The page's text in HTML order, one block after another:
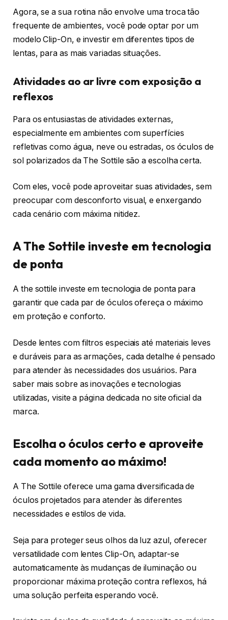
Agora, se a sua rotina não envolve uma troca tão
frequente de ambientes, você pode optar por um
modelo Clip-On, e investir em diferentes tipos de
lentas, para as mais variadas situações.
Atividades ao ar livre com exposição a
reflexos
Para os entusiastas de atividades externas,
especialmente em ambientes com superfícies
refletivas como água, neve ou estradas, os óculos de
sol polarizados da The Sottile são a escolha certa.
Com eles, você pode aproveitar suas atividades, sem
preocupar com desconforto visual, e enxergando
cada cenário com máxima nitidez.
A The Sottile investe em tecnologia
de ponta
A the sottile investe em tecnologia de ponta para
garantir que cada par de óculos ofereça o máximo
em proteção e conforto.
Desde lentes com filtros especiais até materiais leves
e duráveis para as armações, cada detalhe é pensado
para atender às necessidades dos usuários. Para
saber mais sobre as inovações e tecnologias
utilizadas, visite a página dedicada no site oficial da
marca.
Escolha o óculos certo e aproveite
cada momento ao máximo!
A The Sottile oferece uma gama diversificada de
óculos projetados para atender às diferentes
necessidades e estilos de vida.
Seja para proteger seus olhos da luz azul, oferecer
versatilidade com lentes Clip-On, adaptar-se
automaticamente às mudanças de iluminação ou
proporcionar máxima proteção contra reflexos, há
uma solução perfeita esperando você.